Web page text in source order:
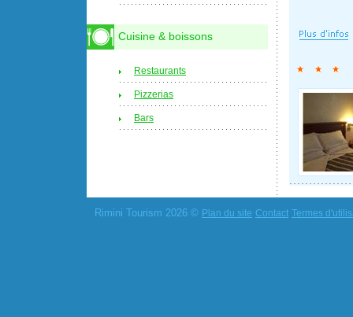
Cuisine & boissons
Restaurants
Pizzerias
Bars
Rimini Tourism 2026 © Plan du site Contact Termes